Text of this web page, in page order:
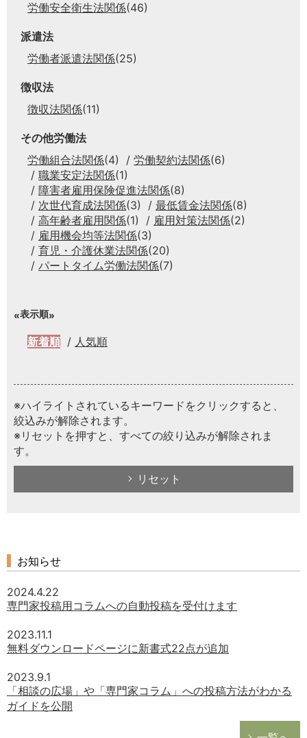
労働安全衛生法関係(46)
派遣法
労働者派遣法関係(25)
徴収法
徴収法関係(11)
その他労働法
労働組合法関係(4) 労働契約法関係(6)
職業安定法関係(1)
障害者雇用保険促進法関係(8)
次世代育成法関係(3) 最低賃金法関係(8)
高年齢者雇用関係(1) 雇用対策法関係(2)
雇用機会均等法関係(3)
育児・介護休業法関係(20)
パートタイム労働法関係(7)
表示順
新着順 人気順
※ハイライトされているキーワードをクリックすると、
絞込みが解除されます。
※リセットを押すと、すべての絞り込みが解除されま
す。
リセット
お知らせ
2024.4.22
専門家投稿用コラムへの自動投稿を受付けます
2023.11.1
無料ダウンロードページに新書式22点が追加
2023.9.1
「相談の広場」や「専門家コラム」への投稿方法がわかる
ガイドを公開